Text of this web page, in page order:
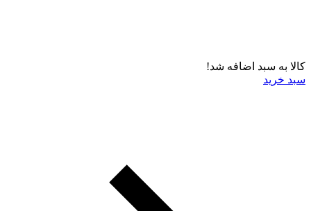
کالا به سبد اضافه شد!
سبد خرید